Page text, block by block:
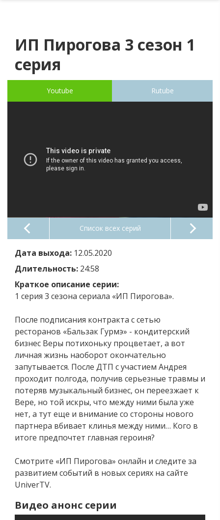
ИП Пирогова 3 сезон 1
серия
Youtube Rutube
Список всех серий
Дата выхода: 12.05.2020
Длительность: 24:58
Краткое описание серии:
1 серия 3 сезона сериала «ИП Пирогова».
После подписания контракта с сетью
ресторанов «Бальзак Гурмэ» - кондитерский
бизнес Веры потихоньку процветает, а вот
личная жизнь наоборот окончательно
запутывается. После ДТП с участием Андрея
проходит полгода, получив серьезные травмы и
потеряв музыкальный бизнес, он переезжает к
Вере, но той искры, что между ними была уже
нет, а тут еще и внимание со стороны нового
партнера вбивает клинья между ними… Кого в
итоге предпочтет главная героиня?
Смотрите «ИП Пирогова» онлайн и следите за
развитием событий в новых сериях на сайте
UniverTV.
Видео анонс серии